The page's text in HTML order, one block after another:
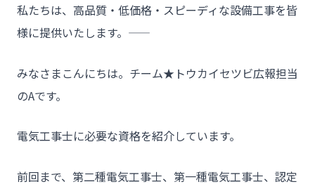
私たちは、高品質・低価格・スピーディな設備工事を皆
様に提供いたします。――
みなさまこんにちは。チーム★トウカイセツビ広報担当
のAです。
電気工事士に必要な資格を紹介しています。
前回まで、第二種電気工事士、第一種電気工事士、認定